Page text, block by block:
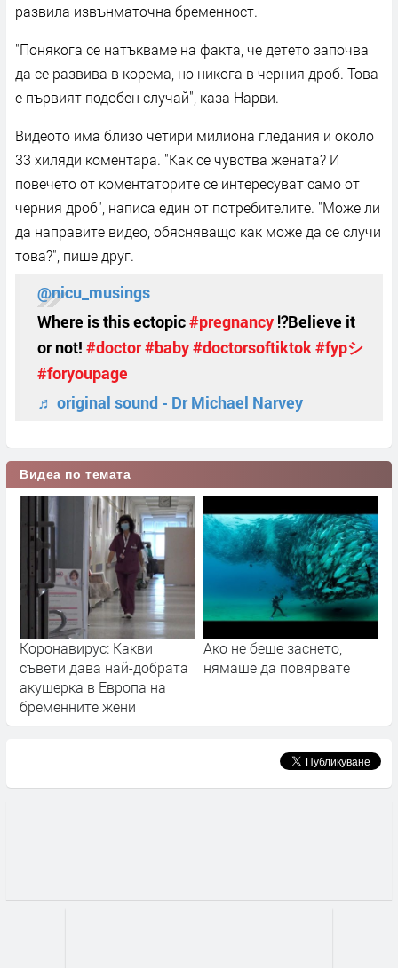
развила извънматочна бременност.
"Понякога се натъкваме на факта, че детето започва
да се развива в корема, но никога в черния дроб. Това
е първият подобен случай", каза Нарви.
Видеото има близо четири милиона гледания и около
33 хиляди коментара. "Как се чувства жената? И
повечето от коментаторите се интересуват само от
черния дроб", написа един от потребителите. "Може ли
да направите видео, обясняващо как може да се случи
това?", пише друг.
@nicu_musings
Where is this ectopic#pregnancy ⁉️Believe it
or not! #doctor#baby#doctorsoftiktok#fypシ
#foryoupage
♬ original sound - Dr Michael Narvey
Видеа по темата
Коронавирус: Какви
съвети дава най-добрата
акушерка в Европа на
бременните жени
Ако не беше заснето,
нямаше да повярвате